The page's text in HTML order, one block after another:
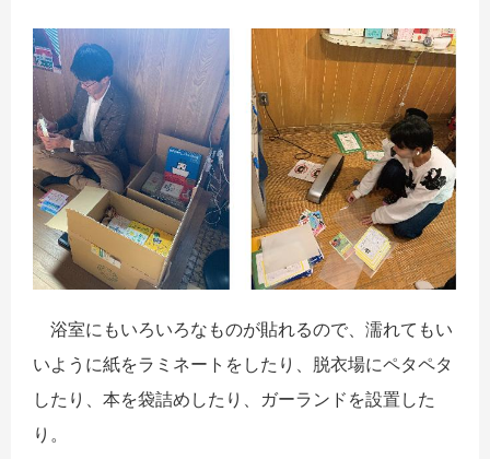
浴室にもいろいろなものが貼れるので、濡れてもい
いように紙をラミネートをしたり、脱衣場にペタペタ
したり、本を袋詰めしたり、ガーランドを設置した
り。